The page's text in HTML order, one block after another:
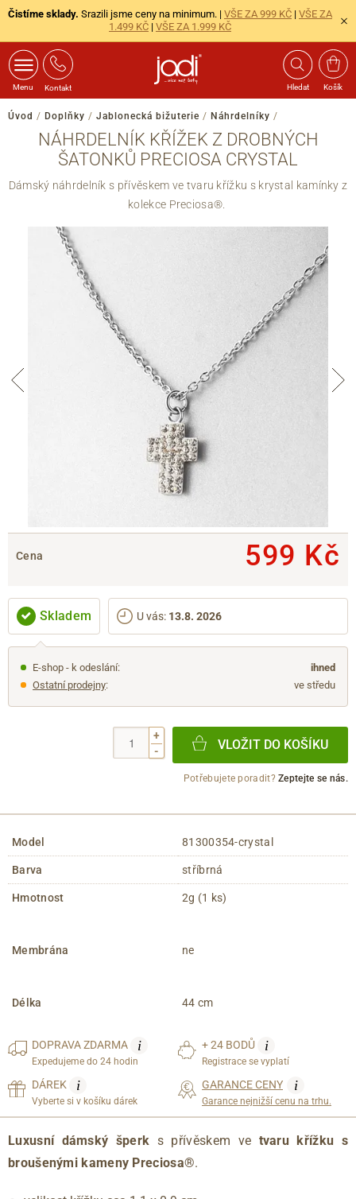
Čistíme sklady. Srazili jsme ceny na minimum. | VŠE ZA 999 KČ | VŠE ZA
1.499 KČ | VŠE ZA 1.999 KČ
Menu Kontakt Hledat Košík
Úvod / Doplňky / Jablonecká bižuterie / Náhrdelníky /
NÁHRDELNÍK KŘÍŽEK Z DROBNÝCH
ŠATONKŮ PRECIOSA CRYSTAL
Dámský náhrdelník s přívěskem ve tvaru křížku s krystal kamínky z
kolekce Preciosa®.
Cena 599 Kč
Skladem U vás: 13.8. 2026
E-shop - k odeslání:
ihned
Ostatní prodejny: ve středu
+
-
VLOŽIT DO KOŠÍKU
Potřebujete poradit?Zeptejte se nás.
Model 81300354-crystal
Barva stříbrná
Hmotnost 2g (1 ks)
Membrána ne
Délka 44 cm
DOPRAVAZDARMA i
Expedujeme do 24 hodin
+ 24 BODŮ i
Registrace se vyplatí
DÁREK i
Vyberte si v košíku dárek
GARANCE CENY i
Garance nejnižší cenu na trhu.
Luxusní dámský šperk s přívěskem ve tvaru křížku s
broušenými kameny Preciosa®.